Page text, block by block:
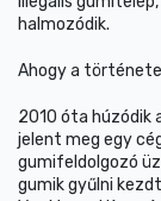
halmozódik.
Ahogy a
2010 óta húzódik
jelent meg egy
gumifeldolgozó
gumik gyűlni